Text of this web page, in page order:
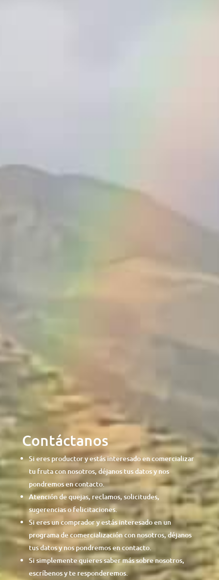
Contáctanos
Si eres productor y estás interesado en comercializar
tu fruta con nosotros, déjanos tus datos y nos
pondremos en contacto.
Atención de quejas, reclamos, solicitudes,
sugerencias o felicitaciones.
Si eres un comprador y estás interesado en un
programa de comercialización con nosotros, déjanos
tus datos y nos pondremos en contacto.
Si simplemente quieres saber más sobre nosotros,
escríbenos y te responderemos.